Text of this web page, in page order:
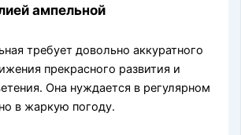
ампельной
требует довольно аккуратного
прекрасного развития и
Она нуждается в регулярном
в жаркую погоду.